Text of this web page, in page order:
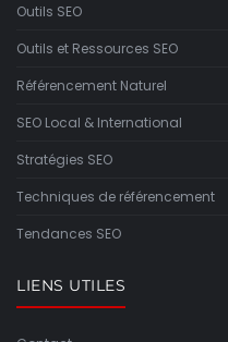
Outils SEO
Outils et Ressources SEO
Référencement Naturel
SEO Local & International
Stratégies SEO
Techniques de référencement
Tendances SEO
LIENS UTILES